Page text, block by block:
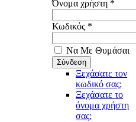
Όνομα χρήστη *
Κωδικός *
Να Με Θυμάσαι
Ξεχάσατε τον
κωδικό σας;
Ξεχάσατε το
όνομα χρήστη
σας;